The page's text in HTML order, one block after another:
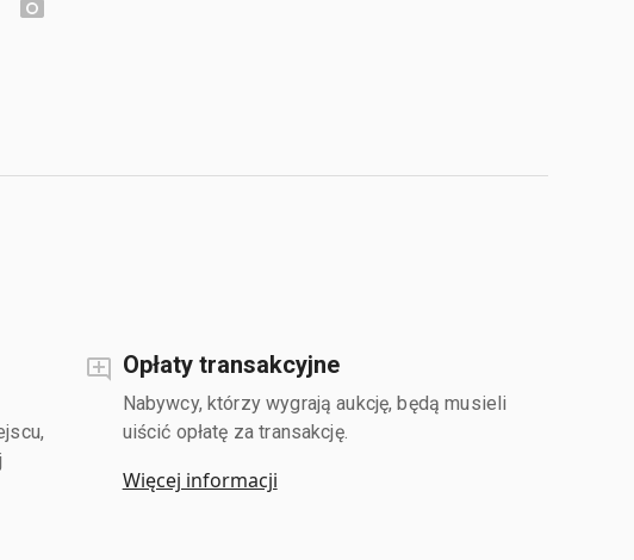
Opłaty transakcyjne
Nabywcy, którzy wygrają aukcję, będą musieli
uiścić opłatę za transakcję.
Więcej informacji